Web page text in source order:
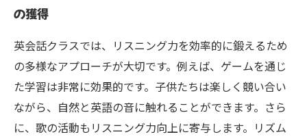
の獲得
英会話クラスでは、リスニング力を効率的に鍛えるため
の多様なアプローチが大切です。例えば、ゲームを通じ
た学習は非常に効果的です。子供たちは楽しく競い合い
ながら、自然と英語の音に触れることができます。さら
に、歌の活動もリスニング力向上に寄与します。リズム